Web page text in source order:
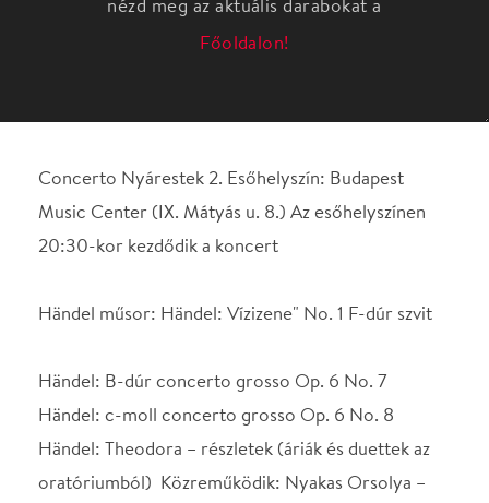
Concerto Nyárestek 2. Esőhelyszín: Budapest
Music Center (IX. Mátyás u. 8.) Az esőhelyszínen
Händel: B-dúr concerto grosso Op. 6 No. 7
Händel: c-moll concerto grosso Op. 6 No. 8
Händel: Theodora – részletek (áriák és duettek az
szoprán
kortársával ellentétben Händel neve nem merült
feledésbe halála után: a máig népszerű és sokat
játszott zeneszerző emlékének évszázadok óta
hatalmas ünnepségeket szentelnek Angliában és